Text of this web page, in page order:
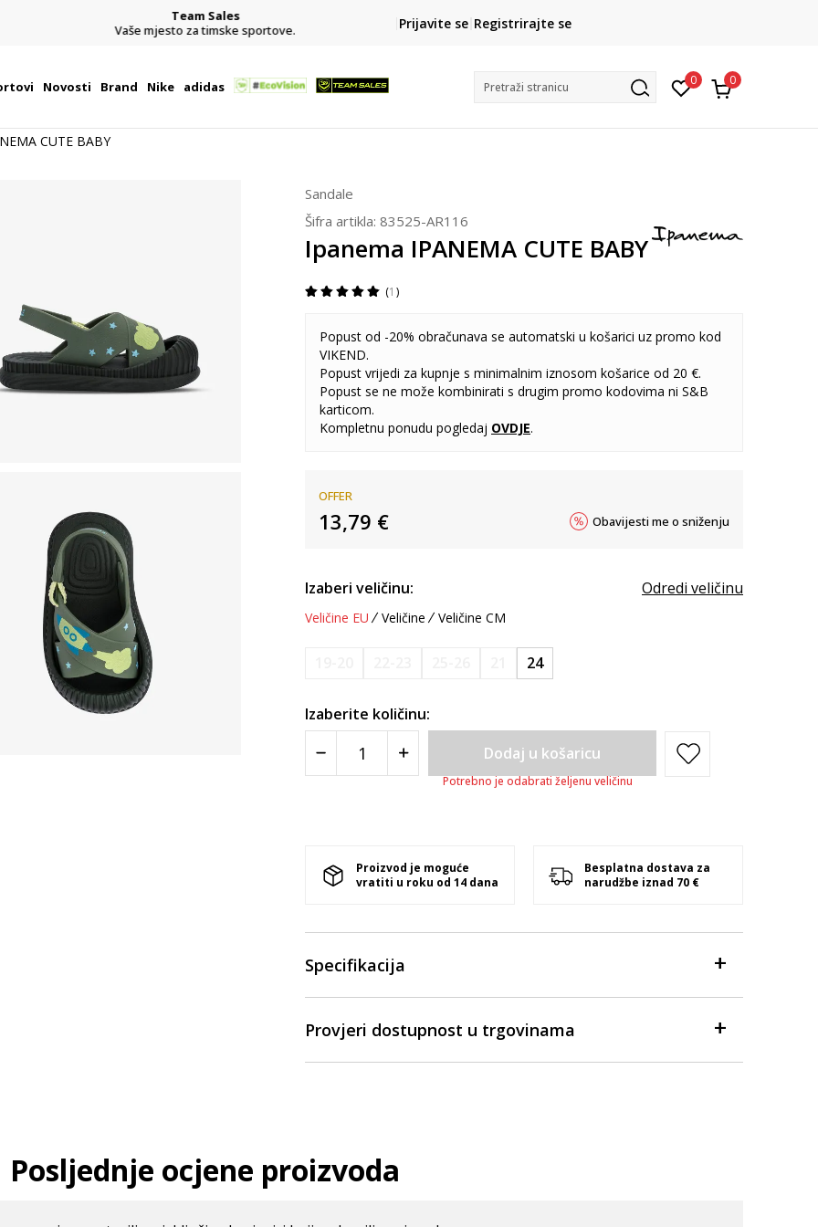
Team Sales
Vaše mjesto za timske sportove.
CLICK& COLLECT
besplatno preuzimanje u trgovini
Prijavite se Registrirajte se
Novosti Brand Nike adidas Pretraži stranicu 0 0
CUTE BABY
Sandale
Šifra artikla: 83525-AR116
Ipanema IPANEMA CUTE BABY
1
Popust od -20% obračunava se automatski u košarici uz promo kod
VIKEND.
Popust vrijedi za kupnje s minimalnim iznosom košarice od 20 €.
Popust se ne može kombinirati s drugim promo kodovima ni S&B
karticom.
Kompletnu ponudu pogledaj OVDJE.
OFFER
13,79 € Obavijesti me o sniženju
Izaberi veličinu: Odredi veličinu
Veličine EU Veličine Veličine CM
24
Izaberite količinu:
Dodaj u košaricu
Potrebno je odabrati željenu veličinu
Proizvod je moguće
vratiti u roku od 14 dana
Besplatna dostava za
narudžbe iznad 70 €
Specifikacija
Provjeri dostupnost u trgovinama
Posljednje ocjene proizvoda